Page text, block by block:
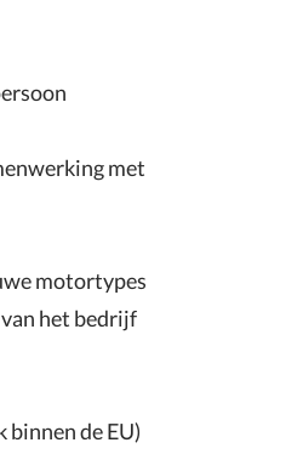
met
motortypes
het bedrijf
de EU)